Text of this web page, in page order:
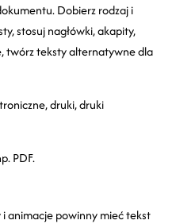
Dobierz rodzaj i
stosuj nagłówki, akapity,
twórz teksty alternatywne dla
druki, druki
PDF.
animacje powinny mieć tekst